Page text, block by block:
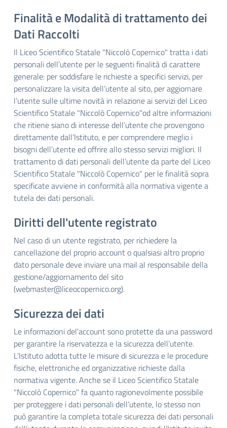
Finalità e Modalità di trattamento dei
Dati Raccolti
Il Liceo Scientifico Statale "Niccolò Copernico" tratta i dati
personali dell’utente per le seguenti finalità di carattere
generale: per soddisfare le richieste a specifici servizi, per
personalizzare la visita dell’utente al sito, per aggiornare
l’utente sulle ultime novità in relazione ai servizi del Liceo
Scientifico Statale "Niccolò Copernico"od altre informazioni
che ritiene siano di interesse dell’utente che provengono
direttamente dall’Istituto, e per comprendere meglio i
bisogni dell’utente ed offrire allo stesso servizi migliori. Il
trattamento di dati personali dell’utente da parte del Liceo
Scientifico Statale "Niccolò Copernico" per le finalità sopra
specificate avviene in conformità alla normativa vigente a
tutela dei dati personali.
Diritti dell'utente registrato
Nel caso di un utente registrato, per richiedere la
cancellazione del proprio account o qualsiasi altro proprio
dato personale deve inviare una mail al responsabile della
gestione/aggiornamento del sito
(webmaster@liceocopernico.org).
Sicurezza dei dati
Le informazioni del'account sono protette da una password
per garantire la riservatezza e la sicurezza dell’utente.
L’Istituto adotta tutte le misure di sicurezza e le procedure
fisiche, elettroniche ed organizzative richieste dalla
normativa vigente. Anche se il Liceo Scientifico Statale
"Niccolò Copernico" fa quanto ragionevolmente possibile
per proteggere i dati personali dell’utente, lo stesso non
può garantire la completa totale sicurezza dei dati personali